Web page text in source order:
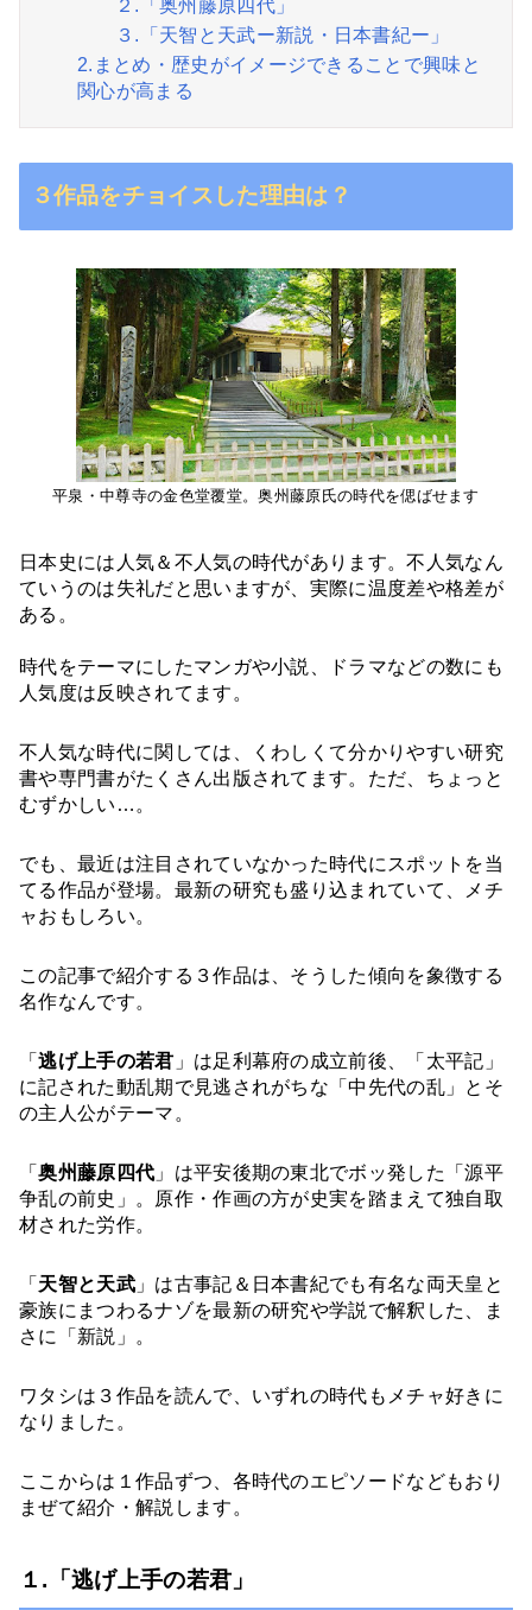
２.「奥州藤原四代」
３.「天智と天武ー新説・日本書紀ー」
2.まとめ・歴史がイメージできることで興味と
関心が高まる
３作品をチョイスした理由は？
平泉・中尊寺の金色堂覆堂。奥州藤原氏の時代を偲ばせます
日本史には人気＆不人気の時代があります。不人気なん
ていうのは失礼だと思いますが、実際に温度差や格差が
ある。
時代をテーマにしたマンガや小説、ドラマなどの数にも
人気度は反映されてます。
不人気な時代に関しては、くわしくて分かりやすい研究
書や専門書がたくさん出版されてます。ただ、ちょっと
むずかしい…。
でも、最近は注目されていなかった時代にスポットを当
てる作品が登場。最新の研究も盛り込まれていて、メチ
ャおもしろい。
この記事で紹介する３作品は、そうした傾向を象徴する
名作なんです。
「逃げ上手の若君 」は足利幕府の成立前後、「太平記」
に記された動乱期で見逃されがちな「中先代の乱」とそ
の主人公がテーマ。
「奥州藤原四代 」は平安後期の東北でボッ発した「源平
争乱の前史」。原作・作画の方が史実を踏まえて独自取
材された労作。
「 天智と天武」は古事記＆日本書紀でも有名な両天皇と
豪族にまつわるナゾを最新の研究や学説で解釈した、ま
さに「新説」。
ワタシは３作品を読んで、いずれの時代もメチャ好きに
なりました。
ここからは１作品ずつ、各時代のエピソードなどもおり
まぜて紹介・解説します。
１.「逃げ上手の若君」